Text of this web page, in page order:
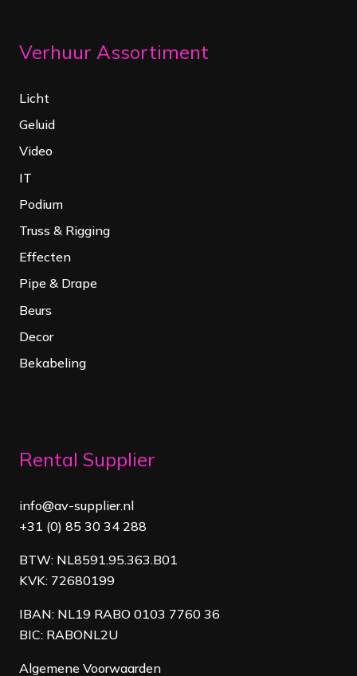
Verhuur Assortiment
Licht
Geluid
Video
IT
Podium
Truss & Rigging
Effecten
Pipe & Drape
Beurs
Decor
Bekabeling
Rental Supplier
info@av-supplier.nl
+31 (0) 85 30 34 288
BTW: NL8591.95.363.B01
KVK: 72680199
IBAN: NL19 RABO 0103 7760 36
BIC: RABONL2U
Algemene Voorwaarden